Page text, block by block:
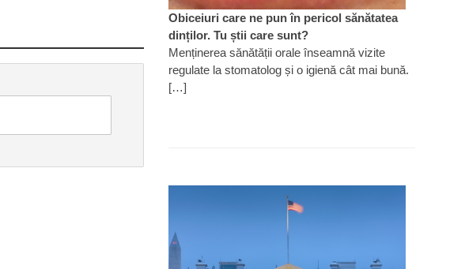
Obiceiuri care ne pun în pericol sănătatea
dinților. Tu știi care sunt?
Menținerea sănătății orale înseamnă vizite
regulate la stomatolog și o igienă cât mai bună.
[…]